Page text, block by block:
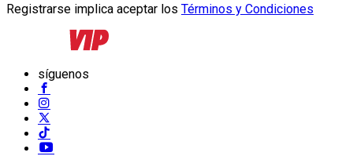
Registrarse implica aceptar los Términos y Condiciones
síguenos